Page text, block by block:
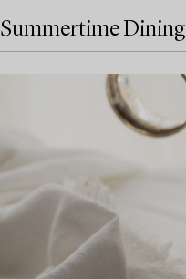
Summertime Dining